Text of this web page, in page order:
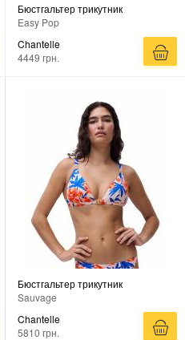
Бюстгальтер трикутник
Easy Pop
Chantelle
4449 грн.
Бюстгальтер трикутник
Sauvage
Chantelle
5810 грн.